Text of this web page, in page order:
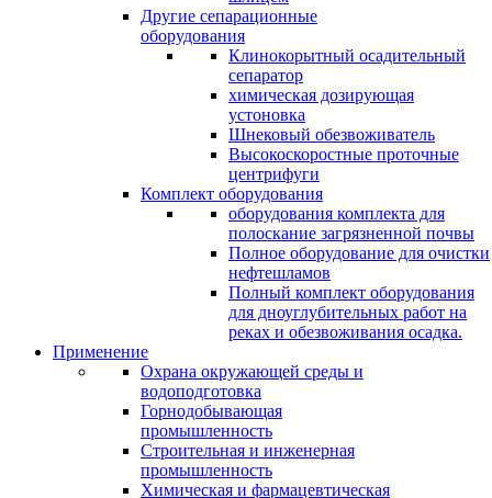
Другие сепарационные
оборудования
Клинокорытный осадительный
сепаратор
химическая дозирующая
устоновка
Шнековый обезвоживатель
Высокоскоростные проточные
центрифуги
Комплект оборудования
оборудования комплекта для
полоскание загрязненной почвы
Полное оборудование для очистки
нефтешламов
Полный комплект оборудования
для дноуглубительных работ на
реках и обезвоживания осадка.
Применение
Охрана окружающей среды и
водоподготовка
Горнодобывающая
промышленность
Cтроительная и инженерная
промышленность
Химическая и фармацевтическая